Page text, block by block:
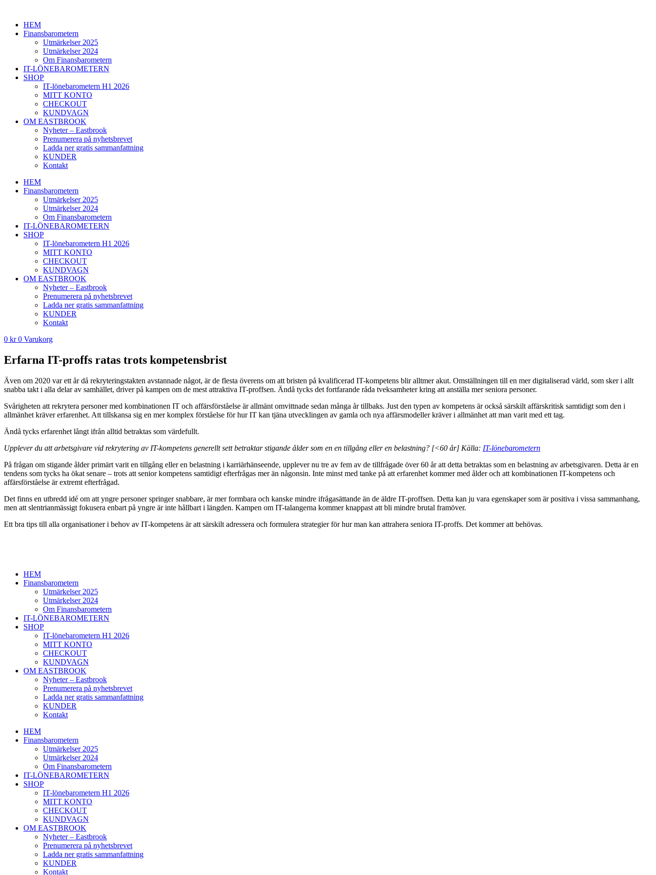
innehållHEM
Finansbarometern
Utmärkelser 2025
Utmärkelser 2024
Om Finansbarometern
IT-LÖNEBAROMETERN
SHOP
IT-lönebarometern H1 2026
MITT KONTO
CHECKOUT
KUNDVAGN
OM EASTBROOK
Nyheter – Eastbrook
Prenumerera på nyhetsbrevet
Ladda ner gratis sammanfattning
KUNDER
Kontakt
HEM
Finansbarometern
Utmärkelser 2025
Utmärkelser 2024
Om Finansbarometern
IT-LÖNEBAROMETERN
SHOP
IT-lönebarometern H1 2026
MITT KONTO
CHECKOUT
KUNDVAGN
OM EASTBROOK
Nyheter – Eastbrook
Prenumerera på nyhetsbrevet
Ladda ner gratis sammanfattning
KUNDER
Kontakt
0 kr 0 Varukorg
Erfarna IT-proffs ratas trots kompetensbrist
Även om 2020 var ett år då rekryteringstakten avstannade något, är de flesta överens om att bristen på kvalificerad IT-kompetens blir alltmer akut. Omställningen till en mer digitaliserad värld, som sker i allt
snabba takt i alla delar av samhället, driver på kampen om de mest attraktiva IT-proffsen. Ändå tycks det fortfarande råda tveksamheter kring att anställa mer seniora personer.
Svårigheten att rekrytera personer med kombinationen IT och affärsförståelse är allmänt omvittnade sedan många år tillbaks. Just den typen av kompetens är också särskilt affärskritisk samtidigt som den i
allmänhet kräver erfarenhet. Att tillskansa sig en mer komplex förståelse för hur IT kan tjäna utvecklingen av gamla och nya affärsmodeller kräver i allmänhet att man varit med ett tag.
Ändå tycks erfarenhet långt ifrån alltid betraktas som värdefullt.
Upplever du att arbetsgivare vid rekrytering av IT-kompetens generellt sett betraktar stigande ålder som en en tillgång eller en belastning? [<60 år] Källa: IT-lönebarometern
På frågan om stigande ålder primärt varit en tillgång eller en belastning i karriärhänseende, upplever nu tre av fem av de tillfrågade över 60 år att detta betraktas som en belastning av arbetsgivaren. Detta är en
tendens som tycks ha ökat senare – trots att senior kompetens samtidigt efterfrågas mer än någonsin. Inte minst med tanke på att erfarenhet kommer med ålder och att kombinationen IT-kompetens och
affärsförståelse är extremt efterfrågad.
Det finns en utbredd idé om att yngre personer springer snabbare, är mer formbara och kanske mindre ifrågasättande än de äldre IT-proffsen. Detta kan ju vara egenskaper som är positiva i vissa sammanhang,
men att slentrianmässigt fokusera enbart på yngre är inte hållbart i längden. Kampen om IT-talangerna kommer knappast att bli mindre brutal framöver.
Ett bra tips till alla organisationer i behov av IT-kompetens är att särskilt adressera och formulera strategier för hur man kan attrahera seniora IT-proffs. Det kommer att behövas.
HEM
Finansbarometern
Utmärkelser 2025
Utmärkelser 2024
Om Finansbarometern
IT-LÖNEBAROMETERN
SHOP
IT-lönebarometern H1 2026
MITT KONTO
CHECKOUT
KUNDVAGN
OM EASTBROOK
Nyheter – Eastbrook
Prenumerera på nyhetsbrevet
Ladda ner gratis sammanfattning
KUNDER
Kontakt
HEM
Finansbarometern
Utmärkelser 2025
Utmärkelser 2024
Om Finansbarometern
IT-LÖNEBAROMETERN
SHOP
IT-lönebarometern H1 2026
MITT KONTO
CHECKOUT
KUNDVAGN
OM EASTBROOK
Nyheter – Eastbrook
Prenumerera på nyhetsbrevet
Ladda ner gratis sammanfattning
KUNDER
Kontakt